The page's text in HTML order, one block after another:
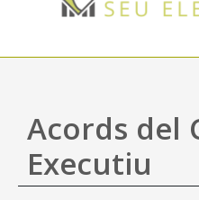
Acords del
Executiu